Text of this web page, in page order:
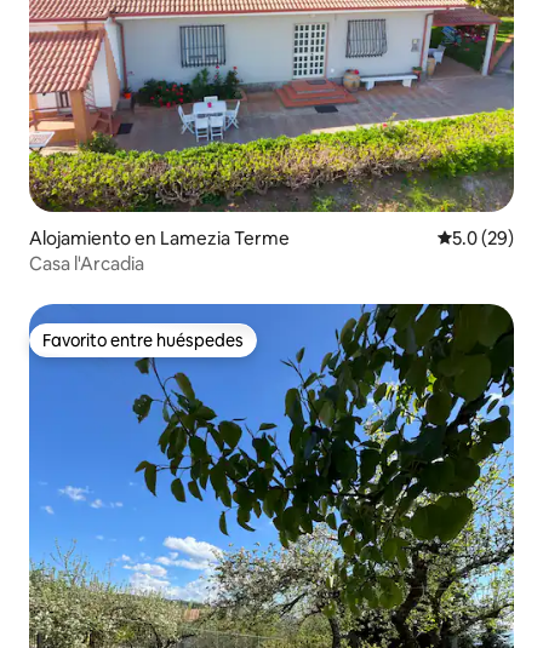
Alojamiento en Lamezia Terme Calificación
5.0 (29)
Casa l'Arcadia
Favorito entre huéspedes
Favorito entre huéspedes